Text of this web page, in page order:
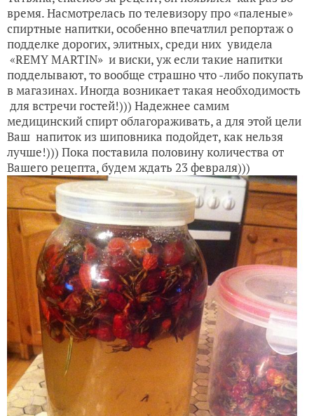
время. Насмотрелась по телевизору про «паленые»
спиртные напитки, особенно впечатлил репортаж о
подделке дорогих, элитных, среди них увидела
«REMY MARTIN» и виски, уж если такие напитки
подделывают, то вообще страшно что -либо покупать
в магазинах. Иногда возникает такая необходимость
для встречи гостей!))) Надежнее самим
медицинский спирт облагораживать, а для этой цели
Ваш напиток из шиповника подойдет, как нельзя
лучше!))) Пока поставила половину количества от
Вашего рецепта, будем ждать 23 февраля)))